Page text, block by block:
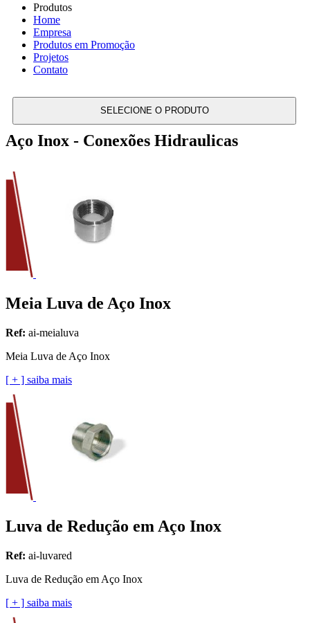
Produtos
Home
Empresa
Produtos em Promoção
Projetos
Contato
SELECIONE O PRODUTO
Aço Inox - Conexões Hidraulicas
Meia Luva de Aço Inox
Ref: ai-meialuva
Meia Luva de Aço Inox
[ + ] saiba mais
Luva de Redução em Aço Inox
Ref: ai-luvared
Luva de Redução em Aço Inox
[ + ] saiba mais